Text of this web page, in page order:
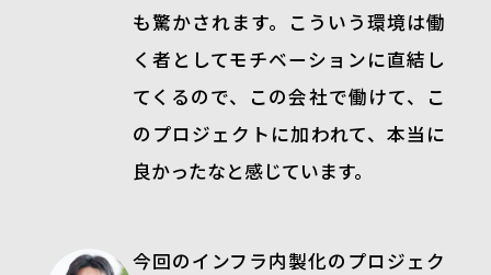
も驚かされます。こういう環境は働
く者としてモチベーションに直結し
てくるので、この会社で働けて、こ
のプロジェクトに加われて、本当に
良かったなと感じています。
今回のインフラ内製化のプロジェク